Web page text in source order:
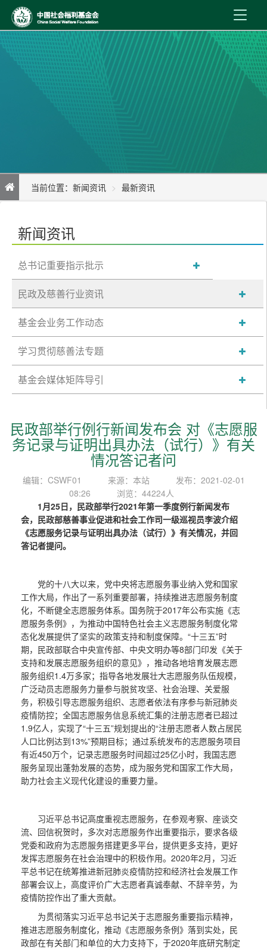
首 页
新闻资讯
机构介绍
当前位置： 新闻资讯 最新资讯
（试行）》有关情况答记者问
新闻资讯
总书记重要指示批示
民政及慈善行业资讯
基金会业务工作动态
学习贯彻慈善法专题
基金会媒体矩阵导引
民政部举行例行新闻发布会 对《志愿服
务记录与证明出具办法（试行）》有关
情况答记者问
编辑：CSWF01 来源：本站
发布：2021-02-01
08:26
浏览：44224人
1月25日，民政部举行2021年第一季度例行新闻发布
会，民政部慈善事业促进和社会工作司一级巡视员李波介绍
《志愿服务记录与证明出具办法（试行）》有关情况，并回
答记者提问。
党的十八大以来，党中央将志愿服务事业纳入党和国家
工作大局，作出了一系列重要部署，持续推进志愿服务制度
化，不断健全志愿服务体系。国务院于2017年公布实施《志
愿服务条例》，为推动中国特色社会主义志愿服务制度化常
态化发展提供了坚实的政策支持和制度保障。“十三五”时
期，民政部联合中央宣传部、中央文明办等8部门印发《关于
支持和发展志愿服务组织的意见》，推动各地培育发展志愿
服务组织1.4万多家；指导各地发展壮大志愿服务队伍规模，
广泛动员志愿服务力量参与脱贫攻坚、社会治理、关爱服
务，积极引导志愿服务组织、志愿者依法有序参与新冠肺炎
疫情防控；全国志愿服务信息系统汇集的注册志愿者已超过
1.9亿人，实现了“十三五”规划提出的“注册志愿者人数占居民
人口比例达到13%”预期目标；通过系统发布的志愿服务项目
有近450万个，记录志愿服务时间超过25亿小时，我国志愿
服务呈现出蓬勃发展的态势，成为服务党和国家工作大局，
助力社会主义现代化建设的重要力量。
习近平总书记高度重视志愿服务，在参观考察、座谈交
流、回信祝贺时，多次对志愿服务作出重要指示，要求各级
党委和政府为志愿服务搭建更多平台，提供更多支持，更好
发挥志愿服务在社会治理中的积极作用。2020年2月，习近
平总书记在统筹推进新冠肺炎疫情防控和经济社会发展工作
部署会议上，高度评价广大志愿者真诚奉献、不辞辛劳，为
疫情防控作出了重大贡献。
为贯彻落实习近平总书记关于志愿服务重要指示精神，
推进志愿服务制度化，推动《志愿服务条例》落到实处，民
政部在有关部门和单位的大力支持下，于2020年底研究制定